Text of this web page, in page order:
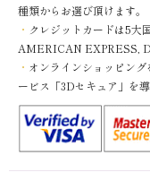
種類からお選び頂けます。
クレジットカードは5大
AMERICAN EXPRESS,
オンラインショッピン
ービス「3Dセキュア」を導